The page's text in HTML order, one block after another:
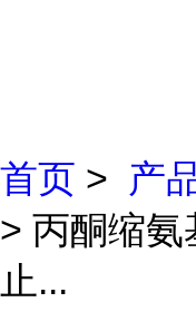
首页 > 产
> 丙酮缩
止...